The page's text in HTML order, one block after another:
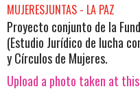
MUJERESJUNTAS - LA PAZ
Proyecto conjunto de la
(Estudio Jurídico de lucha
y Círculos de Mujeres.
Upload a photo taken at